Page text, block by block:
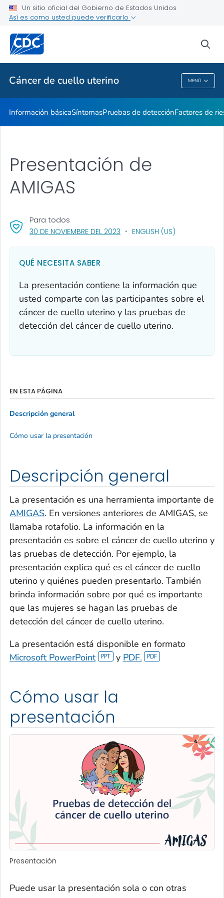
Un sitio oficial del Gobierno de Estados Unidos
Así es como usted puede verificarlo
Cáncer de cuello uterino MENÚ
AMIGAS
Temas relacionados
Cáncer De Cuello Uterino
Información básicaSíntomasPruebas de detecciónFactores de
30 DE NOVIEMBRE DEL 2023 , VISIT LINK FOR DETAILS.
ENGLISH (US)
Para todos
Presentación de
AMIGAS
QUÉ NECESITA SABER
La presentación contiene la información que
usted comparte con las participantes sobre el
cáncer de cuello uterino y las pruebas de
detección del cáncer de cuello uterino.
Descripción general
La presentación es una herramienta importante de
AMIGAS. En versiones anteriores de AMIGAS, se
llamaba rotafolio. La información en la
presentación es sobre el cáncer de cuello uterino y
las pruebas de detección. Por ejemplo, la
presentación explica qué es el cáncer de cuello
uterino y quiénes pueden presentarlo. También
brinda información sobre por qué es importante
que las mujeres se hagan las pruebas de
detección del cáncer de cuello uterino.
La presentación está disponible en formato
Microsoft PowerPoint
y PDF.
Cómo usar la
presentación
Presentación
Puede usar la presentación sola o con otras
EN ESTA PÁGINA
Descripción general
Cómo usar la presentación